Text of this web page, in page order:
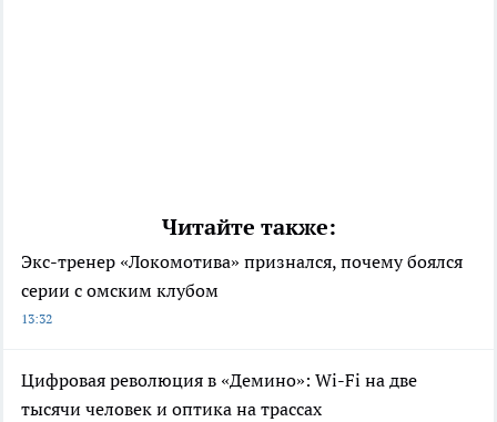
Читайте также:
Экс-тренер «Локомотива» признался, почему боялся
серии с омским клубом
13:32
Цифровая революция в «Демино»: Wi-Fi на две
тысячи человек и оптика на трассах